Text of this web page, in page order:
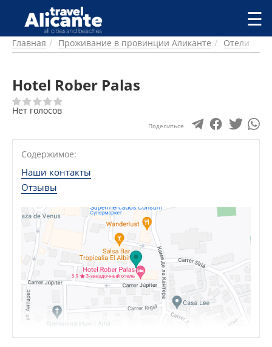
Перейти к основному содержанию
ГОРОДА
ПИТАНИЕ
ПРОЖИВАНИЕ
ПЛЯЖИ
ДОСТОПРИМЕЧАТЕЛЬНОСТИ
КЕМПИНГ
КОМАРКИ (РАЙОНЫ)
РЕЦЕПТЫ
СТАТЬИ
УСЛУГИ
☰
Главная Проживание в провинции Аликанте Отели
Hotel Rober Palas
Нет голосов
Поделиться
Содержимое:
Наши контакты
Отзывы